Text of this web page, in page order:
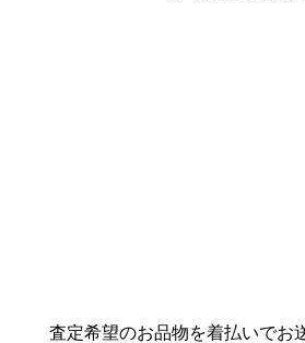
査定希望のお品物を着払いでお